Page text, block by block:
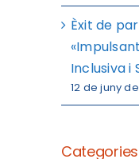
Èxit de
Inclusiva i
12 de juny
Categories